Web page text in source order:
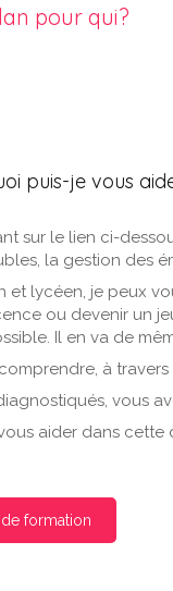
pour qui?
puis-je vous
sur le lien ci-
la gestion des
et lycéen, je peux
ou devenir un
Il en va de
à
vous
aider dans cette
formation